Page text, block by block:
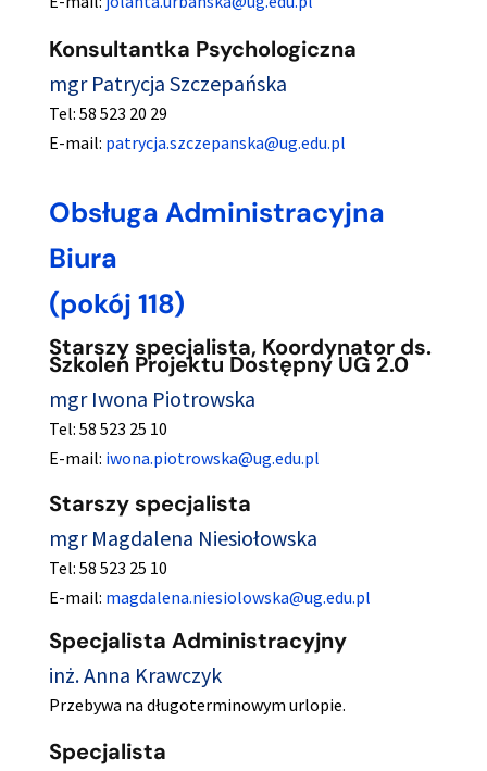
Konsultantka Psychologiczna
mgr Patrycja Szczepańska
Tel: 58 523 20 29
E-mail: patrycja.szczepanska@ug.edu.pl
Obsługa Administracyjna
Biura
(pokój 118)
Starszy specjalista, Koordynator ds.
Szkoleń Projektu Dostępny UG 2.0
mgr Iwona Piotrowska
Tel: 58 523 25 10
E-mail: iwona.piotrowska@ug.edu.pl
Starszy specjalista
mgr Magdalena Niesiołowska
Tel: 58 523 25 10
E-mail: magdalena.niesiolowska@ug.edu.pl
Specjalista Administracyjny
inż. Anna Krawczyk
Przebywa na długoterminowym urlopie.
Specjalista